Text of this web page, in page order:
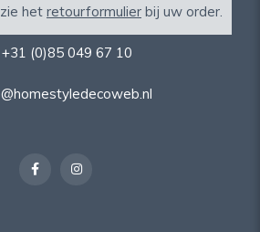
het retourformulier bij uw order.
+31 (0)85 049 67 10